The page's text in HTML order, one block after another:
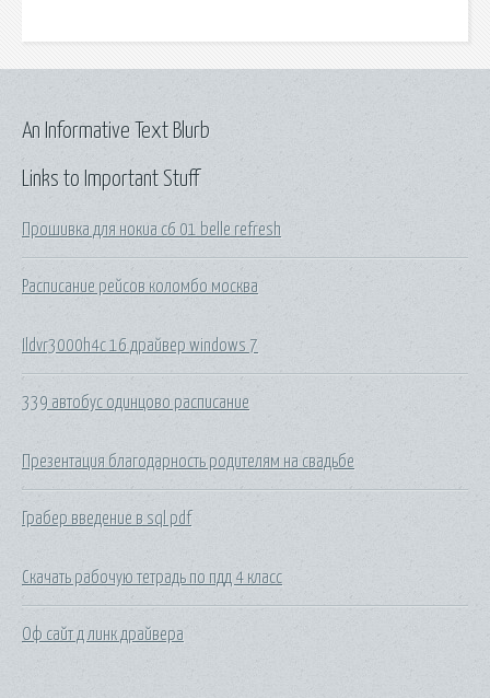
Links to Important Stuff
Прошивка для нокиа с6 01 belle refresh
Расписание рейсов коломбо москва
Ildvr3000h4c 16 драйвер windows 7
339 автобус одинцово расписание
Презентация благодарность родителям на свадьбе
Грабер введение в sql pdf
Скачать рабочую тетрадь по пдд 4 класс
Оф сайт д линк драйвера
An Informative Text Blurb